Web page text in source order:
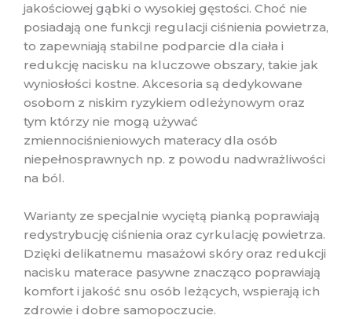
jakościowej gąbki o wysokiej gęstości. Choć nie
posiadają one funkcji regulacji ciśnienia powietrza,
to zapewniają stabilne podparcie dla ciała i
redukcję nacisku na kluczowe obszary, takie jak
wyniosłości kostne. Akcesoria są dedykowane
osobom z niskim ryzykiem odleżynowym oraz
tym którzy nie mogą używać
zmiennociśnieniowych materacy dla osób
niepełnosprawnych np. z powodu nadwrażliwości
na ból.
Warianty ze specjalnie wyciętą pianką poprawiają
redystrybucję ciśnienia oraz cyrkulację powietrza.
Dzięki delikatnemu masażowi skóry oraz redukcji
nacisku materace pasywne znacząco poprawiają
komfort i jakość snu osób leżących, wspierają ich
zdrowie i dobre samopoczucie.